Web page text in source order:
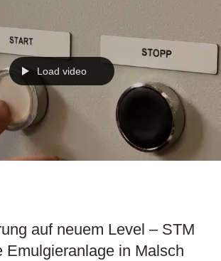
Load video
auf neuem Level – STM
Emulgieranlage in Malsch